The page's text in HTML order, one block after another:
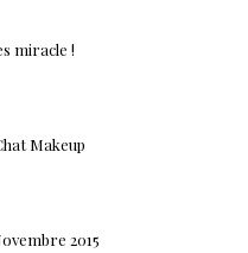
miracle !
Makeup
2015